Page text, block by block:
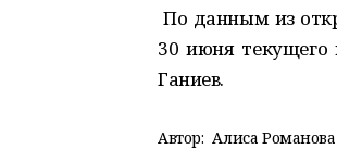
По данным из
30 июня текущего
Ганиев.
Автор: Алиса Романова